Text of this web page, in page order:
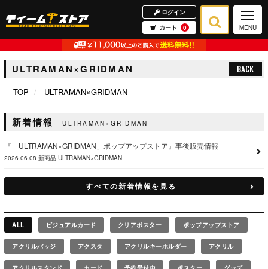
ログイン
カート
0 MENU
ULTRAMAN×GRIDMAN BACK
TOP ULTRAMAN×GRIDMAN
新着情報 ULTRAMAN×GRIDMAN
『「ULTRAMAN×GRIDMAN」ポップアップストア』事後販売情報
2026.06.08 新商品 ULTRAMAN×GRIDMAN
すべての新着情報を見る
ALL ビジュアルカード クリアポスター ポップアップストア
アクリルバッジ アクスタ アクリルキーホルダー アクリル